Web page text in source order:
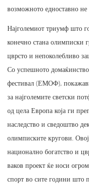
возможното едноставно не
Најголемиот триумф што
конечно стана олимписки
цврсто и непоколебливо
Со успешното
фестивал (ЕМОФ),
за најголемите светски
од цела Европа која ги
наследство и сведоштво
олимписките кругови.
национално богатство и
ваков проект ќе носи
спорт во сите години што